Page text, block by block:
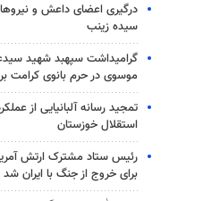
درگیری اعضای داعش و
سیده زینب
گرامیداشت سپهبد شهید
موسوی در حرم بانوی کرامت
تمجید رسانه آلبانیایی از
استقلال خوزستان
رئیس ستاد مشترک ارتش
برای خروج از جنگ با ایران شد